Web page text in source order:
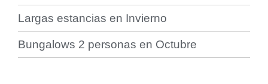
Largas estancias en Invierno
Bungalows 2 personas en Octubre